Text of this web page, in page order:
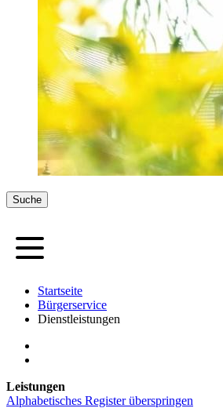
Suche
Startseite
Bürgerservice
Dienstleistungen
Leistungen
Alphabetisches Register überspringen